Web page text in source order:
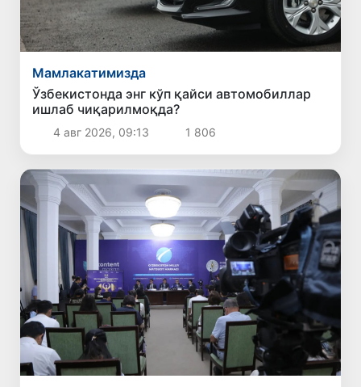
Мамлакатимизда
Ўзбекистонда энг кўп қайси автомобиллар
ишлаб чиқарилмоқда?
4 авг 2026, 09:13 1 806